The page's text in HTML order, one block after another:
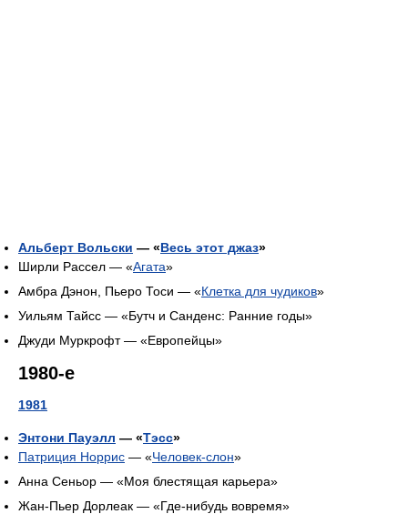
Альберт Вольски — «Весь этот джаз»
Ширли Рассел — «Агата»
Амбра Дэнон, Пьеро Тоси — «Клетка для чудиков»
Уильям Тайсс — «Бутч и Санденс: Ранние годы»
Джуди Муркрофт — «Европейцы»
1980-е
1981
Энтони Пауэлл — «Тэсс»
Патриция Норрис — «Человек-слон»
Анна Сеньор — «Моя блестящая карьера»
Жан-Пьер Дорлеак — «Где-нибудь вовремя»